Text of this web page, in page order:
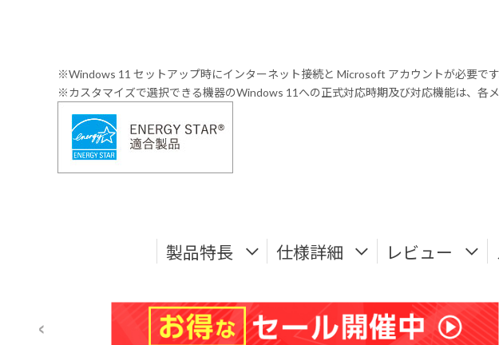
※Windows 11 セットアップ時にインターネット接続と Microsoft アカウントが必要です
※カスタマイズで選択できる機器のWindows 11への正式対応時期及び対応機能は、各メ
製品特長 仕様詳細 レビュー